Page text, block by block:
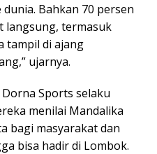
Bahkan 70 persen
langsung, termasuk
tampil di ajang
ujarnya.
Sports selaku
menilai Mandalika
bagi masyarakat dan
bisa hadir di Lombok.